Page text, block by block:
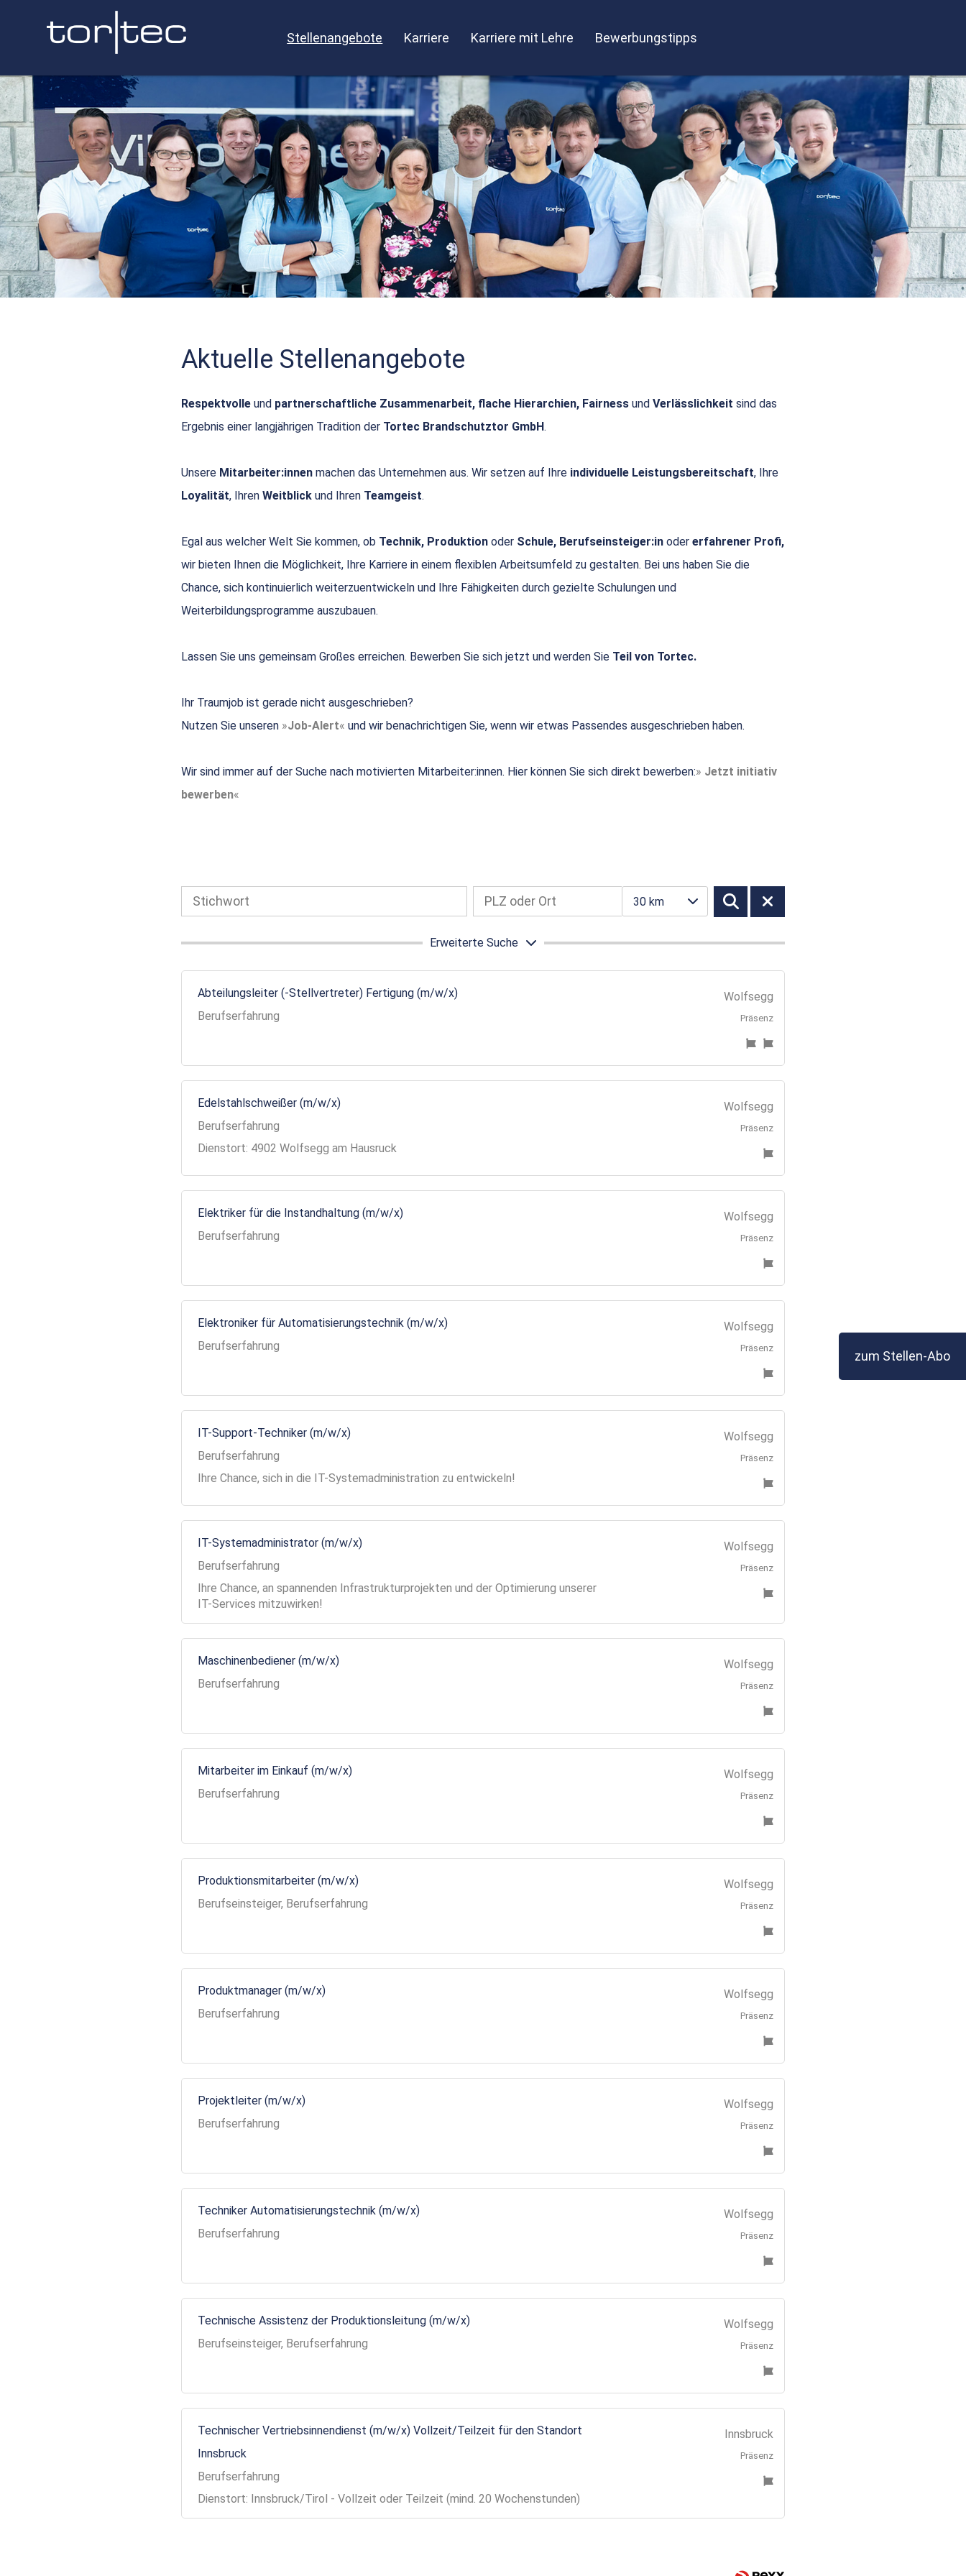
Stellenangebote Karriere Karriere mit Lehre Bewerbungstipps
Aktuelle Stellenangebote
Respektvolle und partnerschaftliche Zusammenarbeit, flache Hierarchien, Fairness und Verlässlichkeit sind das
Ergebnis einer langjährigen Tradition der Tortec Brandschutztor GmbH.
Unsere Mitarbeiter:innen machen das Unternehmen aus. Wir setzen auf Ihre individuelle Leistungsbereitschaft, Ihre
Loyalität, Ihren Weitblick und Ihren Teamgeist.
Egal aus welcher Welt Sie kommen, ob Technik, Produktion oder Schule, Berufseinsteiger:in oder erfahrener Profi,
wir bieten Ihnen die Möglichkeit, Ihre Karriere in einem flexiblen Arbeitsumfeld zu gestalten. Bei uns haben Sie die
Chance, sich kontinuierlich weiterzuentwickeln und Ihre Fähigkeiten durch gezielte Schulungen und
Weiterbildungsprogramme auszubauen.
Lassen Sie uns gemeinsam Großes erreichen. Bewerben Sie sich jetzt und werden Sie Teil von Tortec.
Ihr Traumjob ist gerade nicht ausgeschrieben?
Nutzen Sie unseren
Job-Alert und wir benachrichtigen Sie, wenn wir etwas Passendes ausgeschrieben haben.
Wir sind immer auf der Suche nach motivierten Mitarbeiter:innen. Hier können Sie sich direkt bewerben:
Jetzt initiativ
bewerben
30 km
Erweiterte Suche
Abteilungsleiter (-Stellvertreter) Fertigung (m/w/x)
Berufserfahrung
Wolfsegg
Präsenz
Edelstahlschweißer (m/w/x)
Berufserfahrung
Dienstort: 4902 Wolfsegg am Hausruck
Wolfsegg
Präsenz
Elektriker für die Instandhaltung (m/w/x)
Berufserfahrung
Wolfsegg
Präsenz
Elektroniker für Automatisierungstechnik (m/w/x)
Berufserfahrung
Wolfsegg
Präsenz
IT-Support-Techniker (m/w/x)
Berufserfahrung
Ihre Chance, sich in die IT-Systemadministration zu entwickeln!
Wolfsegg
Präsenz
IT-Systemadministrator (m/w/x)
Berufserfahrung
Ihre Chance, an spannenden Infrastrukturprojekten und der Optimierung unserer
IT-Services mitzuwirken!
Wolfsegg
Präsenz
Maschinenbediener (m/w/x)
Berufserfahrung
Wolfsegg
Präsenz
Mitarbeiter im Einkauf (m/w/x)
Berufserfahrung
Wolfsegg
Präsenz
Produktionsmitarbeiter (m/w/x)
Berufseinsteiger, Berufserfahrung
Wolfsegg
Präsenz
Produktmanager (m/w/x)
Berufserfahrung
Wolfsegg
Präsenz
Projektleiter (m/w/x)
Berufserfahrung
Wolfsegg
Präsenz
Techniker Automatisierungstechnik (m/w/x)
Berufserfahrung
Wolfsegg
Präsenz
Technische Assistenz der Produktionsleitung (m/w/x)
Berufseinsteiger, Berufserfahrung
Wolfsegg
Präsenz
Technischer Vertriebsinnendienst (m/w/x) Vollzeit/Teilzeit für den Standort
Innsbruck
Berufserfahrung
Dienstort: Innsbruck/Tirol - Vollzeit oder Teilzeit (mind. 20 Wochenstunden)
Innsbruck
Präsenz
zum Stellen-Abo